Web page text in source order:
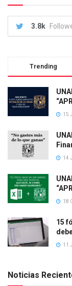
3.8k
Trending
15
14
18
15
11
Noticias